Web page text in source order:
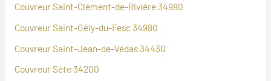
Couvreur Saint-Clément-de-Rivière 34980
Couvreur Saint-Gély-du-Fesc 34980
Couvreur Saint-Jean-de-Védas 34430
Couvreur Sète 34200